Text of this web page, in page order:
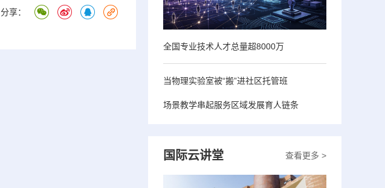
分享：
全国专业技术人才总量超8000万
当物理实验室被“搬”进社区托管班
场景教学串起服务区域发展育人链条
查看更多 >
国际云讲堂